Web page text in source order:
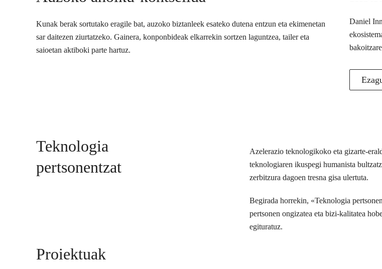
Kunak berak sortutako eragile bat, auzoko biztanleek esateko dutena entzun eta ekimenetan
sar daitezen ziurtatzeko. Gainera, konponbideak elkarrekin sortzen laguntzea, tailer eta
saioetan aktiboki parte hartuz.
Daniel
Teknologia
pertsonentzat
Azelerazio teknologikoko eta gizarte-
teknologiaren ikuspegi humanista
zerbitzura dagoen tresna gisa ulertuta.
Begirada horrekin, «Teknologia
pertsonen ongizatea eta bizi-kalitatea
egituratuz.
Proiektuak